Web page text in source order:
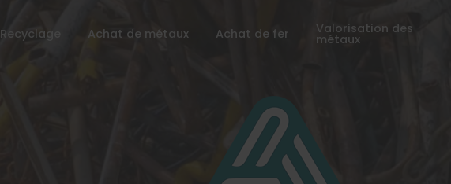
Recyclage Achat de métaux Achat de fer Valorisation des
métaux